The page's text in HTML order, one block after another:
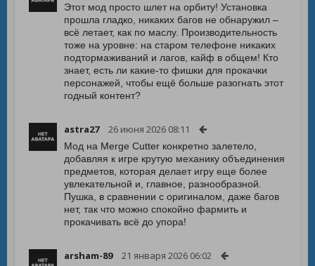
Этот мод просто шлет на орбиту! Установка
прошла гладко, никаких багов не обнаружил –
всё летает, как по маслу. Производительность
тоже на уровне: на старом телефоне никаких
подтормаживаний и лагов, кайф в общем! Кто
знает, есть ли какие-то фишки для прокачки
персонажей, чтобы ещё больше разогнать этот
годный контент?
astra27 26 июня 2026 08:11
Мод на Merge Cutter конкретно залетело,
добавляя к игре крутую механику объединения
предметов, которая делает игру еще более
увлекательной и, главное, разнообразной.
Пушка, в сравнении с оригиналом, даже багов
нет, так что можно спокойно фармить и
прокачивать всё до упора!
arsham-89 21 января 2026 06:02